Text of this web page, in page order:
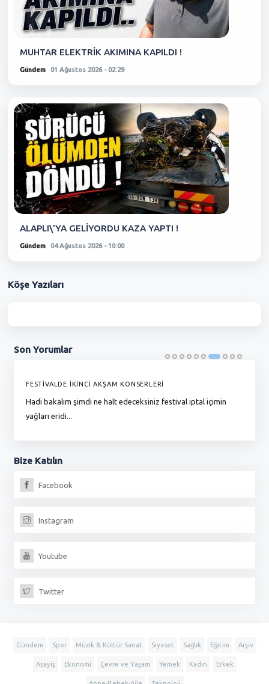
MUHTAR ELEKTRİK AKIMINA KAPILDI !
Gündem 01 Ağustos 2026 - 02:29
ALAPLI\'YA GELİYORDU KAZA YAPTI !
Gündem 04 Ağustos 2026 - 10:00
Köşe Yazıları
Son Yorumlar
FESTİVALDE İKİNCİ AKŞAM KONSERLERİ
Hadi bakalım şimdi ne halt edeceksiniz festival iptal içimin
yağları eridi...
Bize Katılın
Facebook
Instagram
Youtube
Twitter
Gündem Spor Müzik & Kültür Sanat Siyaset Sağlık Eğitim Arşiv
Asayiş Ekonomi Çevre ve Yaşam Yemek Kadın Erkek